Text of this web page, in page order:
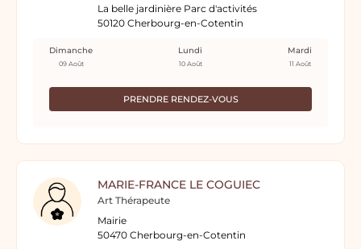
La belle jardinière Parc d'activités
50120 Cherbourg-en-Cotentin
PRENDRE RENDEZ-VOUS
Dimanche
09 Août
Lundi
10 Août
Mardi
11 Août
MARIE-FRANCE LE COGUIEC
Art Thérapeute
Mairie
50470 Cherbourg-en-Cotentin